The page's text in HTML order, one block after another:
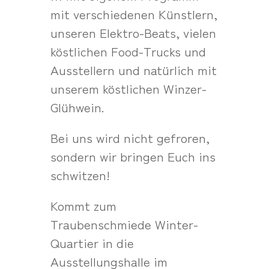
mit verschiedenen Künstlern,
unseren Elektro-Beats, vielen
köstlichen Food-Trucks und
Ausstellern und natürlich mit
unserem köstlichen Winzer-
Glühwein.
Bei uns wird nicht gefroren,
sondern wir bringen Euch ins
schwitzen!
Kommt zum
Traubenschmiede Winter-
Quartier in die
Ausstellungshalle im